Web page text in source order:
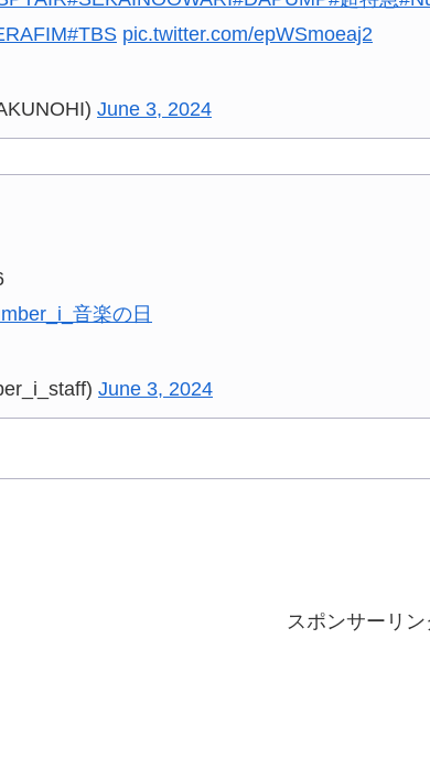
#TBS pic.twitter.com/epWSmoeaj2
June 3, 2024
音楽の日
June 3, 2024
スポンサーリン